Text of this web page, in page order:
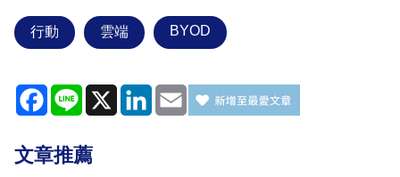
行動 雲端 BYOD
Facebook
Line X LinkedIn
Email
文章推薦